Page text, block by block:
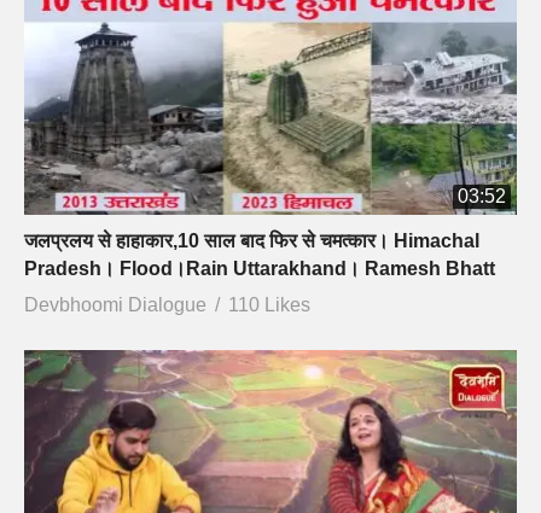
03:52
जलप्रलय से हाहाकार,10 साल बाद फिर से चमत्कार। Himachal
Pradesh। Flood।Rain Uttarakhand। Ramesh Bhatt
Devbhoomi Dialogue
110 Likes